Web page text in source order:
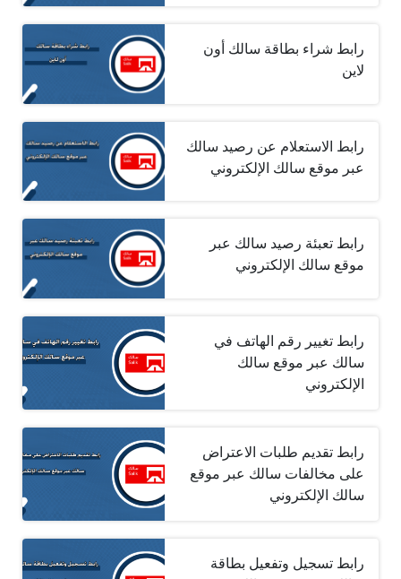
رابط شراء بطاقة سالك أون
لاين
رابط الاستعلام عن رصيد سالك
عبر موقع سالك الإلكتروني
رابط تعبئة رصيد سالك عبر
موقع سالك الإلكتروني
رابط تغيير رقم الهاتف في
سالك عبر موقع سالك
الإلكتروني
رابط تقديم طلبات الاعتراض
على مخالفات سالك عبر موقع
سالك الإلكتروني
رابط تسجيل وتفعيل بطاقة